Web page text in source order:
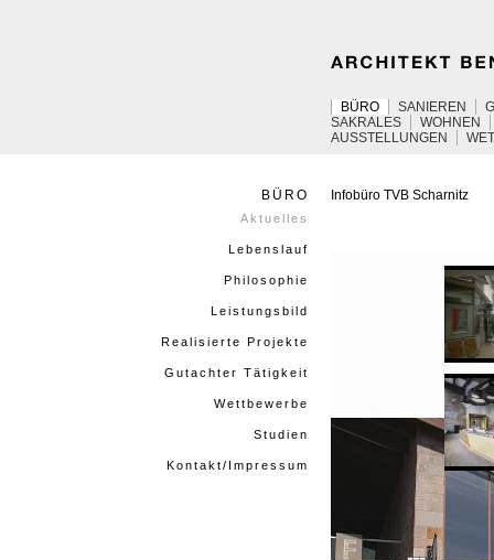
BÜRO SANIEREN
SAKRALES
WOHNEN
AUSSTELLUNGEN
BÜRO
Aktuelles
Lebenslauf
Philosophie
Leistungsbild
Realisierte Projekte
Gutachter Tätigkeit
Wettbewerbe
Studien
Kontakt/Impressum
Infobüro TVB Scharnitz